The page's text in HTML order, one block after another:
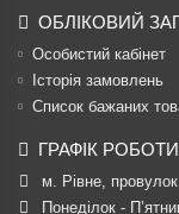
ОБЛІКОВИЙ
Особистий кабінет
Історія замовлень
Список бажаних
ГРАФІК РОБОТИ
м. Рівне,
Понеділок -